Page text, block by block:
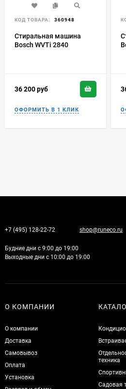
КОД ТОВАРА: 360948
Стиральная машина
Bosch WVTi 2840
36 200руб
+7 (495) 128-22-72 shop@runeco.ru
Будние дни с 9:00 до 19:00
Выходные дни с 10:00 до 19:00
О КОМПАНИИ
О компании
Доставка
Самовывоз
Оплата
Установка
техника
Садовая